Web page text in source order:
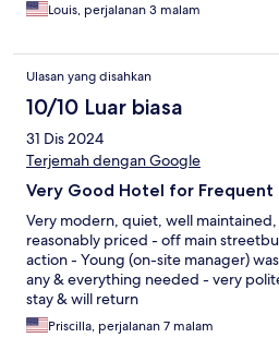
Louis, perjalanan 3 malam
Ulasan yang disahkan
10/10 Luar biasa
31 Dis 2024
Terjemah dengan Google
Very Good Hotel for Frequent
Very modern, quiet, well
reasonably priced - off main
action - Young (on-site manager)
any & everything needed - very
stay & will return
Priscilla, perjalanan 7 malam